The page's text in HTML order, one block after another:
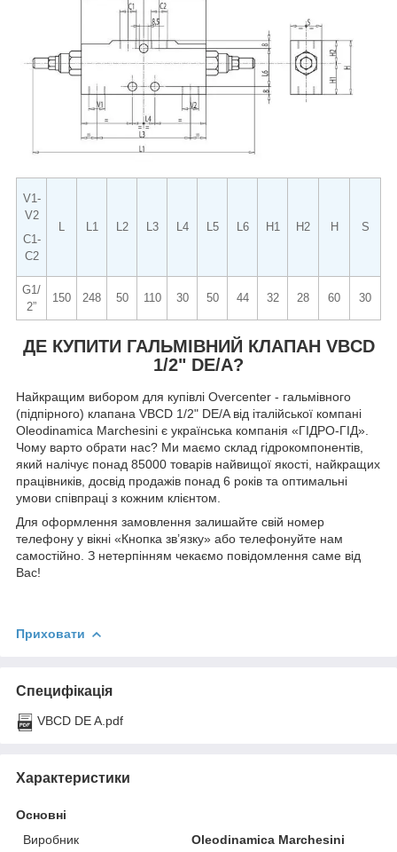
V1-
V2
С1-
С2
L L1 L2 L3 L4 L5 L6 H1 H2 H S
G1/
2”
150 248 50 110 30 50 44 32 28 60 30
ДЕ КУПИТИ ГАЛЬМІВНИЙ КЛАПАН VBCD
1/2" DE/A?
Найкращим вибором для купівлі Overcenter - гальмівного
(підпірного) клапана VBCD 1/2" DE/A від італійської компані
Oleodinamica Marchesini є українська компанія «ГІДРО-ГІД».
Чому варто обрати нас? Ми маємо склад гідрокомпонентів,
який налічує понад 85000 товарів найвищої якості, найкращих
працівників, досвід продажів понад 6 років та оптимальні
умови співпраці з кожним клієнтом.
Для оформлення замовлення залишайте свій номер
телефону у вікні «Кнопка зв’язку» або телефонуйте нам
самостійно. З нетерпінням чекаємо повідомлення саме від
Вас!
Приховати
Специфікація
VBCD DE A.pdf
Характеристики
Основні
Виробник
Oleodinamica Marchesini